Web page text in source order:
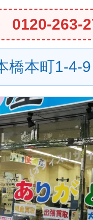
0120-263-
橋本町1-4-9